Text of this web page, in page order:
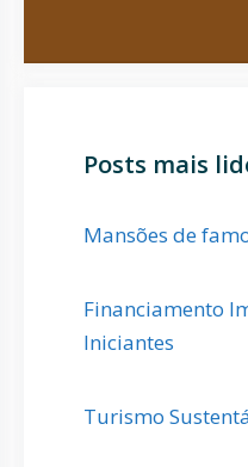
Posts mais
Mansões de
Financiamento
Iniciantes
Turismo